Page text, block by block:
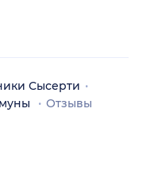
Сысерти
Отзывы